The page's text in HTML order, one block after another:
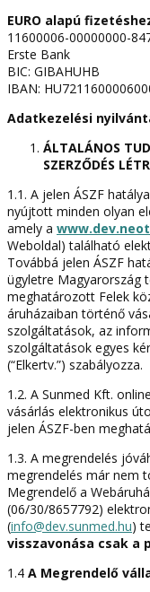
EURO alapú
11600006-00000000-
Erste Bank
BIC: GIBAHUHB
IBAN:
Adatkezelési
ÁLTALÁNOS
SZERZŐDÉS
1.1. A jelen ÁSZF
nyújtott minden olyan
amely a
Weboldal) található
Továbbá jelen ÁSZF
ügyletre Magyarország
meghatározott Felek
áruházaiban történő
szolgáltatások, az
szolgáltatások egyes
(“Elkertv.”) szabályozza.
1.2. A Sunmed Kft.
vásárlás elektronikus
jelen ÁSZF-ben
1.3. A megrendelés
megrendelés már nem
Megrendelő a
(06/30/8657792)
(info@dev.sunmed.hu)
visszavonása csak a
1.4 A Megrendelő